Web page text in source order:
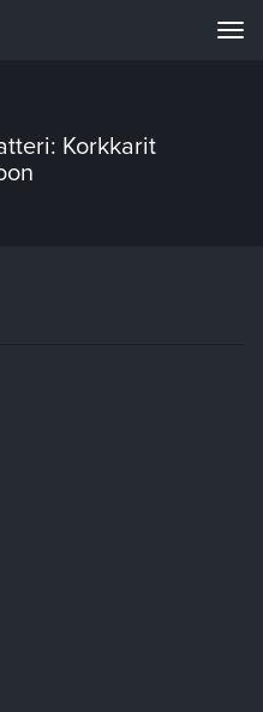
Korkkarit